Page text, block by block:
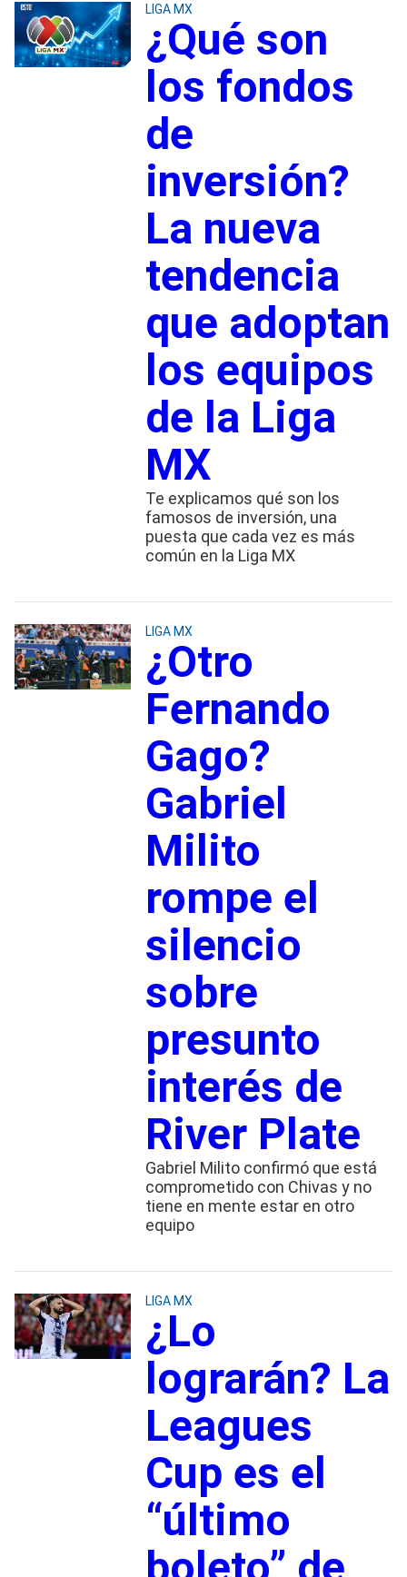
LIGA MX
¿Qué son
los fondos
de
inversión?
La nueva
tendencia
que adoptan
los equipos
de la Liga
MX
Te explicamos qué son los
famosos de inversión, una
puesta que cada vez es más
común en la Liga MX
LIGA MX
¿Otro
Fernando
Gago?
Gabriel
Milito
rompe el
silencio
sobre
presunto
interés de
River Plate
Gabriel Milito confirmó que está
comprometido con Chivas y no
tiene en mente estar en otro
equipo
LIGA MX
¿Lo
lograrán? La
Leagues
Cup es el
“último